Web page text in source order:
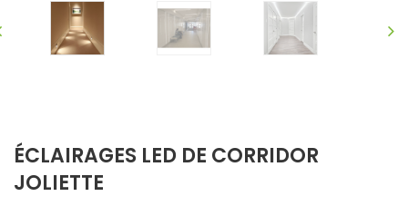
ÉCLAIRAGES LED DE CORRIDOR
JOLIETTE